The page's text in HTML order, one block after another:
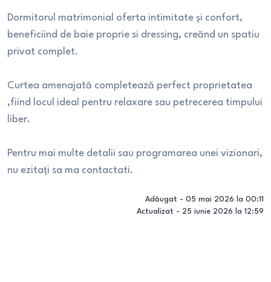
Dormitorul matrimonial oferta intimitate și confort,
beneficiind de baie proprie si dressing, creănd un spatiu
privat complet.
Curtea amenajată completează perfect proprietatea
,fiind locul ideal pentru relaxare sau petrecerea timpului
liber.
Pentru mai multe detalii sau programarea unei vizionari,
nu ezitați sa ma contactati.
Adăugat - 05 mai 2026 la 00:11
Actualizat - 25 iunie 2026 la 12:59